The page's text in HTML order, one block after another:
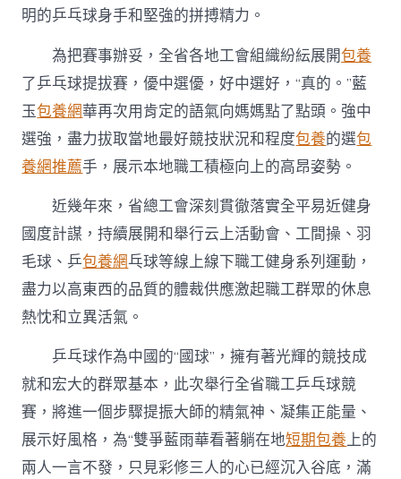
明的乒乓球身手和堅強的拼搏精力。
為把賽事辦妥，全省各地工會組織紛紜展開包養
了乒乓球提拔賽，優中選優，好中選好，“真的。”藍
玉包養網華再次用肯定的語氣向媽媽點了點頭。強中
選強，盡力拔取當地最好競技狀況和程度包養的選包
養網推薦手，展示本地職工積極向上的高昂姿勢。
近幾年來，省總工會深刻貫徹落實全平易近健身
國度計謀，持續展開和舉行云上活動會、工間操、羽
毛球、乒包養網乓球等線上線下職工健身系列運動，
盡力以高東西的品質的體裁供應激起職工群眾的休息
熱忱和立異活氣。
乒乓球作為中國的“國球”，擁有著光輝的競技成
就和宏大的群眾基本，此次舉行全省職工乒乓球競
賽，將進一個步驟提振大師的精氣神、凝集正能量、
展示好風格，為“雙爭藍雨華看著躺在地短期包養上的
兩人一言不發，只見彩修三人的心已經沉入谷底，滿